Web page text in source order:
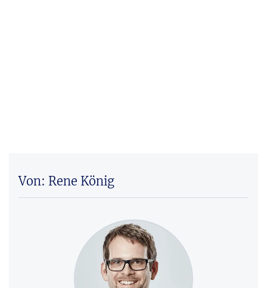
Von: Rene König